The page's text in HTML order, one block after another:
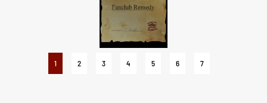
1 2 3 4 5 6 7